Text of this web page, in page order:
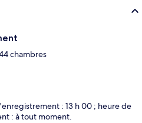
chambres
: 13 h 00 ; heure de
: à tout moment.